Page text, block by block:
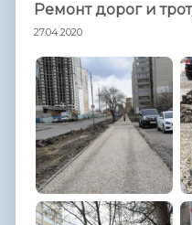
Ремонт дорог и
27.04.2020